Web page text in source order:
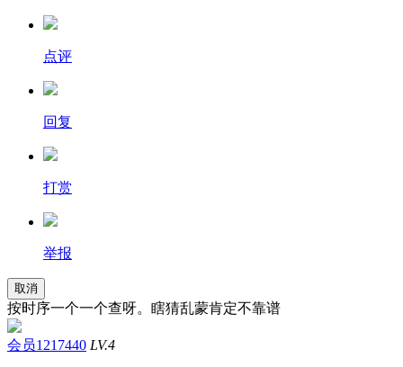
点评
回复
打赏
举报
取消
按时序一个一个查呀。瞎猜乱蒙肯定不靠谱
会员1217440 LV.4